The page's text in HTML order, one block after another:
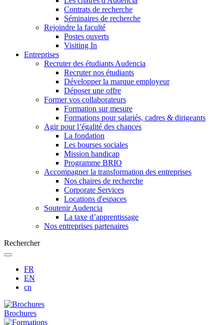
Contrats de recherche
Séminaires de recherche
Rejoindre la faculté
Postes ouverts
Visiting In
Entreprises
Recruter des étudiants Audencia
Recruter nos étudiants
Développer la marque employeur
Déposer une offre
Former vos collaborateurs
Formation sur mesure
Formations pour salariés, cadres & dirigeants
Agir pour l’égalité des chances
La fondation
Les bourses sociales
Mission handicap
Programme BRIO
Accompagner la transformation des entreprises
Nos chaires de recherche
Corporate Services
Locations d'espaces
Soutenir Audencia
La taxe d’apprentissage
Nos entreprises partenaires
Rechercher
FR
EN
cn
Brochures